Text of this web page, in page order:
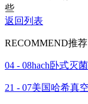
些
返回列表
RECOMMEND推
04 - 08hach卧式灭
21 - 07美国哈希真